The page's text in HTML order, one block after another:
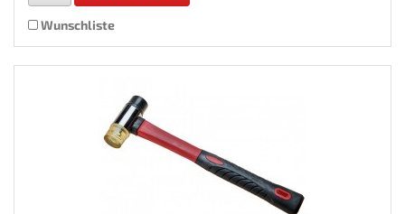
Wunschliste